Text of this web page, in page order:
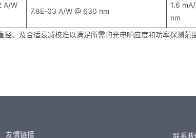
A/W
7.8E-03 A/W @ 630 nm
1.6
nm
、及合适衰减校准以满足所需的光电响应度和功率探测范
友情链接 联系我